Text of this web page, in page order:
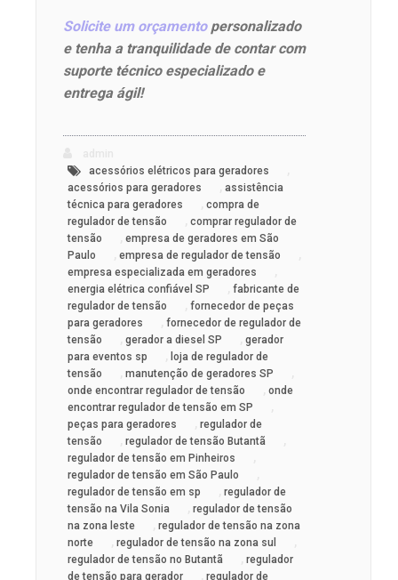
Solicite um orçamentopersonalizado
e tenha a tranquilidade de contar com
suporte técnico especializado e
entrega ágil!
acessórios elétricos para geradores
acessórios para geradores
assistência
técnica para geradores
compra de
regulador de tensão
comprar regulador de
tensão
empresa de geradores em São
Paulo
empresa de regulador de tensão
empresa especializada em geradores
energia elétrica confiável SP
fabricante de
regulador de tensão
fornecedor de peças
para geradores
fornecedor de regulador de
tensão
gerador a diesel SP
gerador
para eventos sp
loja de regulador de
tensão
manutenção de geradores SP
onde encontrar regulador de tensão
onde
encontrar regulador de tensão em SP
peças para geradores
regulador de
tensão
regulador de tensão Butantã
regulador de tensão em Pinheiros
regulador de tensão em São Paulo
regulador de tensão em sp
regulador de
tensão na Vila Sonia
regulador de tensão
na zona leste
regulador de tensão na zona
norte
regulador de tensão na zona sul
regulador de tensão no Butantã
regulador
de tensão para gerador
regulador de